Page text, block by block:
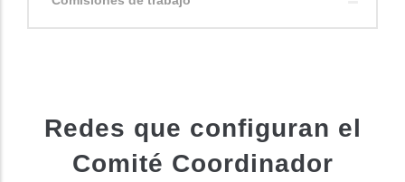
Redes que configuran el
Comité Coordinador